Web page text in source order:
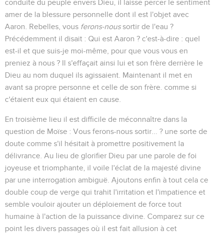
conduite du peuple envers Dieu, il laisse percer le sentiment
amer de la blessure personnelle dont il est l'objet avec
Aaron. Rebelles, vous ferons-noussortir de l'eau ?
Précédemment il disait : Qui est Aaron ? c'est-à-dire : quel
est-il et que suis-je moi-même, pour que vous vous en
preniez à nous ? Il s'effaçait ainsi lui et son frère derrière le
Dieu au nom duquel ils agissaient. Maintenant il met en
avant sa propre personne et celle de son frère. comme si
c'étaient eux qui étaient en cause.
En troisième lieu il est difficile de méconnaître dans la
question de Moïse : Vous ferons-nous sortir... ? une sorte de
doute comme s'il hésitait à promettre positivement la
délivrance. Au lieu de glorifier Dieu par une parole de foi
joyeuse et triomphante, il voile l'éclat de la majesté divine
par une interrogation ambiguë. Ajoutons enfin à tout cela ce
double coup de verge qui trahit l'irritation et l'impatience et
semble vouloir ajouter un déploiement de force tout
humaine à l'action de la puissance divine. Comparez sur ce
point les divers passages où il est fait allusion à cet